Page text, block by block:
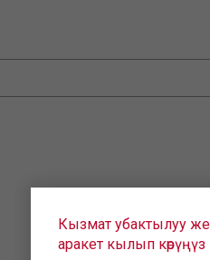
Кызмат убактылуу
аракет кылып көрүңүз